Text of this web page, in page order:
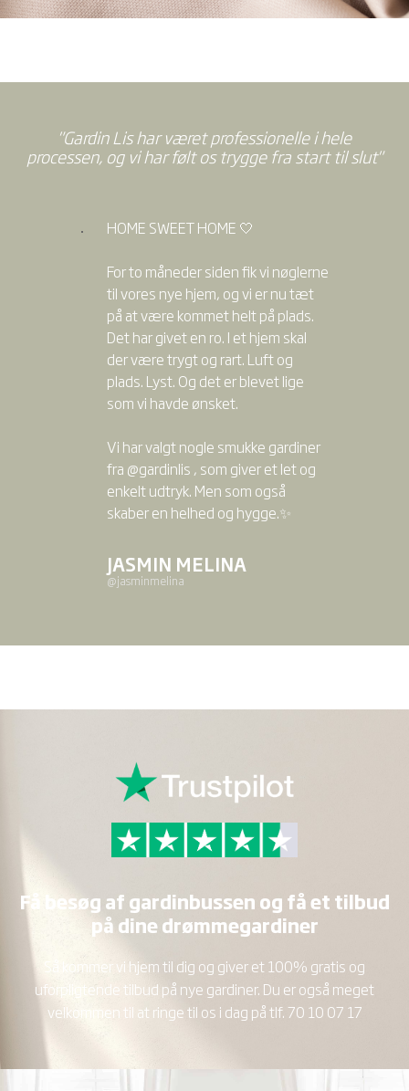
"Gardin Lis har været professionelle i hele
processen, og vi har følt os trygge fra start til slut"
HOME SWEET HOME 🤍
For to måneder siden fik vi nøglerne
til vores nye hjem, og vi er nu tæt
på at være kommet helt på plads.
Det har givet en ro. I et hjem skal
der være trygt og rart. Luft og
plads. Lyst. Og det er blevet lige
som vi havde ønsket.
Vi har valgt nogle smukke gardiner
fra @gardinlis , som giver et let og
enkelt udtryk. Men som også
skaber en helhed og hygge.✨
JASMIN MELINA
@jasminmelina
Få besøg af gardinbussen og få et tilbud
på dine drømmegardiner
Så kommer vi hjem til dig og giver et 100% gratis og
uforpligtende tilbud på nye gardiner. Du er også meget
velkommen til at ringe til os i dag på tlf.70 10 07 17